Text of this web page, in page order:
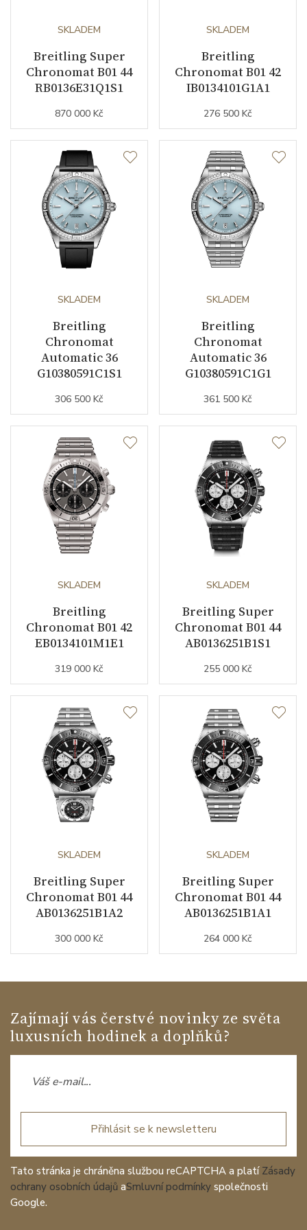
Rezerva chodu strojku
Kalibr strojku automatický nátah
Kameny strojku
Kyvy strojku
Datumovka
Sekundová ručka
Chronograf
Barva číselníku černá / bílá
Luminiscence
ručky / orientační bod na
Řemínek / Spona
Materiál řemínku nerezová ocel
Barva řemínku
Materiál spony nerezová ocel
Doplňující údaje
Váha (g)
Modelová řada Chronomat
SKLADEM
Breitling Super
Chronomat B01 44
RB0136E31Q1S1
870 000 Kč
SKLADEM
Breitling
Chronomat B01 42
IB0134101G1A1
276 500 Kč
SKLADEM
Breitling
Chronomat
Automatic 36
G10380591C1S1
306 500 Kč
SKLADEM
Breitling
Chronomat
Automatic 36
G10380591C1G1
361 500 Kč
SKLADEM
Breitling
Chronomat B01 42
EB0134101M1E1
319 000 Kč
SKLADEM
Breitling Super
Chronomat B01 44
AB0136251B1S1
255 000 Kč
SKLADEM
Breitling Super
Chronomat B01 44
AB0136251B1A2
300 000 Kč
SKLADEM
Breitling Super
Chronomat B01 44
AB0136251B1A1
264 000 Kč
Zajímají vás čerstvé novinky ze světa
luxusních hodinek a doplňků?
Přihlásit se k newsletteru
Tato stránka je chráněna službou reCAPTCHA a platí Zásady
ochrany osobních údajů aSmluvní podmínky společnosti
Google.